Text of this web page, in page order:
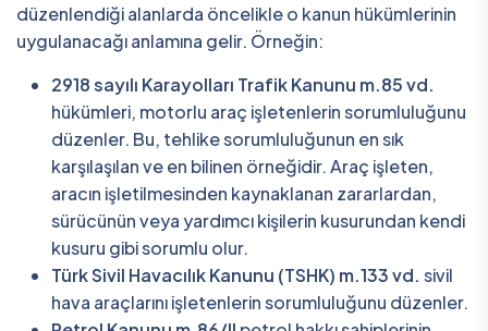
düzenlendiği alanlarda öncelikle o kanun hükümlerinin
uygulanacağı anlamına gelir. Örneğin:
2918 sayılı Karayolları Trafik Kanunu m.85 vd.
hükümleri, motorlu araç işletenlerin sorumluluğunu
düzenler. Bu, tehlike sorumluluğunun en sık
karşılaşılan ve en bilinen örneğidir. Araç işleten,
aracın işletilmesinden kaynaklanan zararlardan,
sürücünün veya yardımcı kişilerin kusurundan kendi
kusuru gibi sorumlu olur.
Türk Sivil Havacılık Kanunu (TSHK) m.133 vd. sivil
hava araçlarını işletenlerin sorumluluğunu düzenler.